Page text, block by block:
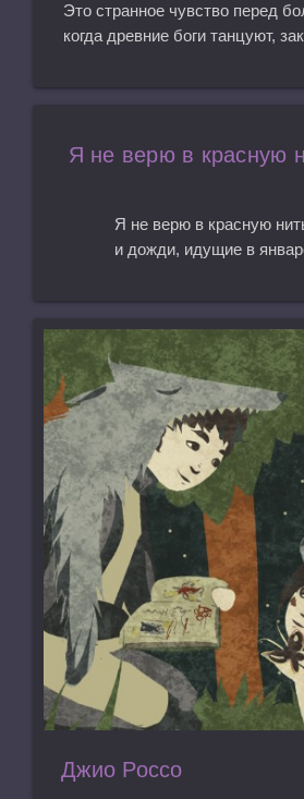
Это странное чувство перед
когда древние боги танцуют,
Я не верю в красную
Я не верю в красную
и дожди, идущие в
Джио Россо